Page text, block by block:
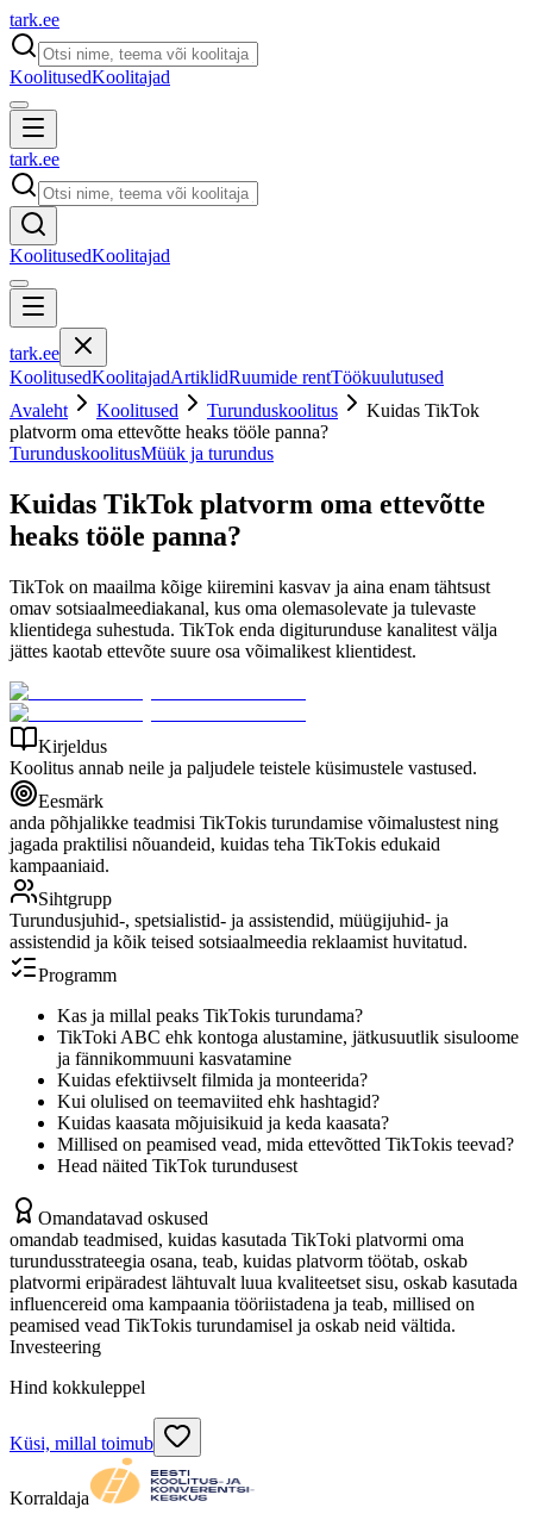
tark.ee
KoolitusedKoolitajad
tark.ee
KoolitusedKoolitajad
tark.ee
KoolitusedKoolitajadArtiklidRuumide rentTöökuulutused
Avaleht
Koolitused Turunduskoolitus
Kuidas TikTok
platvorm oma ettevõtte heaks tööle panna?
TurunduskoolitusMüük ja turundus
Kuidas TikTok platvorm oma ettevõtte
heaks tööle panna?
TikTok on maailma kõige kiiremini kasvav ja aina enam tähtsust
omav sotsiaalmeediakanal, kus oma olemasolevate ja tulevaste
klientidega suhestuda. TikTok enda digiturunduse kanalitest välja
jättes kaotab ettevõte suure osa võimalikest klientidest.
Kirjeldus
Koolitus annab neile ja paljudele teistele küsimustele vastused.
Eesmärk
anda põhjalikke teadmisi TikTokis turundamise võimalustest ning
jagada praktilisi nõuandeid, kuidas teha TikTokis edukaid
kampaaniaid.
Sihtgrupp
Turundusjuhid-, spetsialistid- ja assistendid, müügijuhid- ja
assistendid ja kõik teised sotsiaalmeedia reklaamist huvitatud.
Programm
Kas ja millal peaks TikTokis turundama?
TikToki ABC ehk kontoga alustamine, jätkusuutlik sisuloome
ja fännikommuuni kasvatamine
Kuidas efektiivselt filmida ja monteerida?
Kui olulised on teemaviited ehk hashtagid?
Kuidas kaasata mõjuisikuid ja keda kaasata?
Millised on peamised vead, mida ettevõtted TikTokis teevad?
Head näited TikTok turundusest
Omandatavad oskused
omandab teadmised, kuidas kasutada TikToki platvormi oma
turundusstrateegia osana, teab, kuidas platvorm töötab, oskab
platvormi eripäradest lähtuvalt luua kvaliteetset sisu, oskab kasutada
influencereid oma kampaania tööriistadena ja teab, millised on
peamised vead TikTokis turundamisel ja oskab neid vältida.
Investeering
Hind kokkuleppel
Küsi, millal toimub
Korraldaja